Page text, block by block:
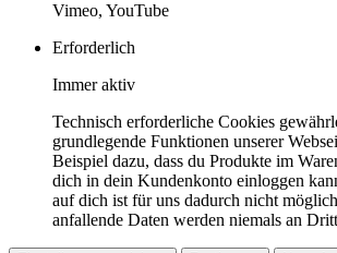
Vimeo, YouTube
Erforderlich
Immer aktiv
Technisch erforderliche Cookies
grundlegende Funktionen unserer
Beispiel dazu, dass du Produkte im
dich in dein Kundenkonto einloggen
auf dich ist für uns dadurch nicht
anfallende Daten werden niemals an